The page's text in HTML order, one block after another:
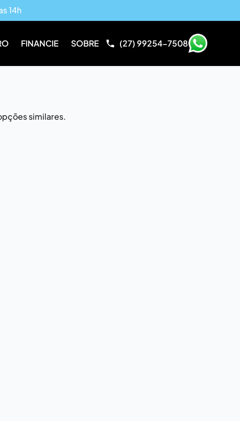
14h
FINANCIE SOBRE (27) 99254-7508
similares.